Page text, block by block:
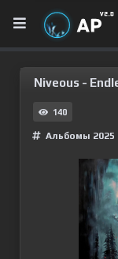
Niveous -
140
Альбомы 2025